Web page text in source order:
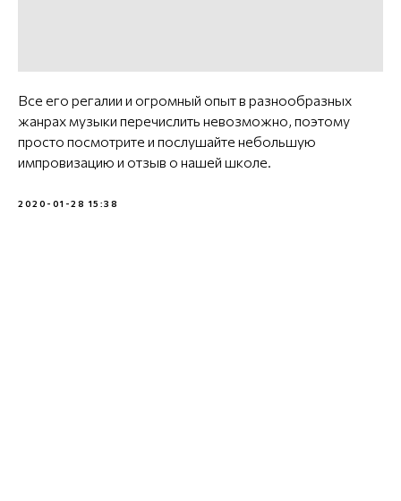
Все его регалии и огромный опыт в разнообразных
жанрах музыки перечислить невозможно, поэтому
просто посмотрите и послушайте небольшую
импровизацию и отзыв о нашей школе.
2020-01-28 15:38